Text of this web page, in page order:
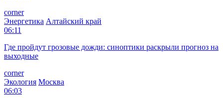
corner
Энергетика Алтайский край
06:11
Где пройдут грозовые дожди: синоптики раскрыли прогноз на
выходные
corner
Экология Москва
06:03